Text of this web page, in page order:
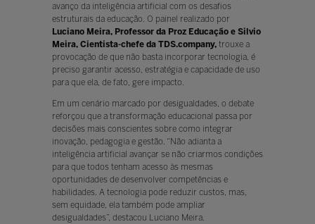
avanço da inteligência artificial com os desafios
estruturais da educação. O painel realizado por
Luciano Meira, Professor da Proz Educação e Silvio
Meira, Cientista-chefe da TDS.company,trouxe a
provocação de que não basta incorporar tecnologia, é
preciso garantir acesso, estratégia e capacidade de uso
para que ela, de fato, gere impacto.
Em um cenário marcado por desigualdades, o debate
reforçou que a transformação educacional passa por
decisões mais conscientes sobre como integrar
inovação, pedagogia e gestão. “Não adianta a
inteligência artificial avançar se não criarmos condições
para que todos tenham acesso às mesmas
oportunidades de desenvolver competências e
habilidades. A tecnologia pode reduzir custos, mas,
sem equidade, ela também pode ampliar
desigualdades”, destacou Luciano Meira.